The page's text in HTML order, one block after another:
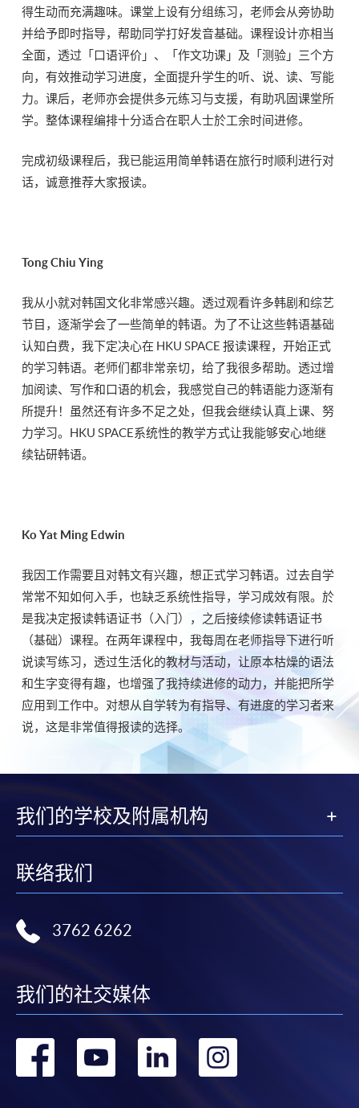
得生动而充满趣味。课堂上设有分组练习，老师会从旁协助
并给予即时指导，帮助同学打好发音基础。课程设计亦相当
全面，透过「口语评价」、「作文功课」及「测验」三个方
向，有效推动学习进度，全面提升学生的听、说、读、写能
力。课后，老师亦会提供多元练习与支援，有助巩固课堂所
学。整体课程编排十分适合在职人士於工余时间进修。
完成初级课程后，我已能运用简单韩语在旅行时顺利进行对
话，诚意推荐大家报读。
Tong Chiu Ying
我从小就对韩国文化非常感兴趣。透过观看许多韩剧和综艺
节目，逐渐学会了一些简单的韩语。为了不让这些韩语基础
认知白费，我下定决心在 HKU SPACE 报读课程，开始正式
的学习韩语。老师们都非常亲切，给了我很多帮助。透过增
加阅读、写作和口语的机会，我感觉自己的韩语能力逐渐有
所提升！虽然还有许多不足之处，但我会继续认真上课、努
力学习。HKU SPACE系统性的教学方式让我能够安心地继
续钻研韩语。
Ko Yat Ming Edwin
我因工作需要且对韩文有兴趣，想正式学习韩语。过去自学
常常不知如何入手，也缺乏系统性指导，学习成效有限。於
是我决定报读韩语证书（入门），之后接续修读韩语证书
（基础）课程。在两年课程中，我每周在老师指导下进行听
说读写练习，透过生活化的教材与活动，让原本枯燥的语法
和生字变得有趣，也增强了我持续进修的动力，并能把所学
应用到工作中。对想从自学转为有指导、有进度的学习者来
说，这是非常值得报读的选择。
我们的学校及附属机构
联络我们
3762 6262
我们的社交媒体
转
转
转